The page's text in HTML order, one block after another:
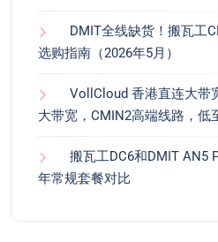
DMIT全线缺货！搬瓦工
选购指南（2026年5月）
VollCloud 香港直连大带
大带宽，CMIN2高端线路，低
搬瓦工DC6和DMIT AN5
年常规套餐对比